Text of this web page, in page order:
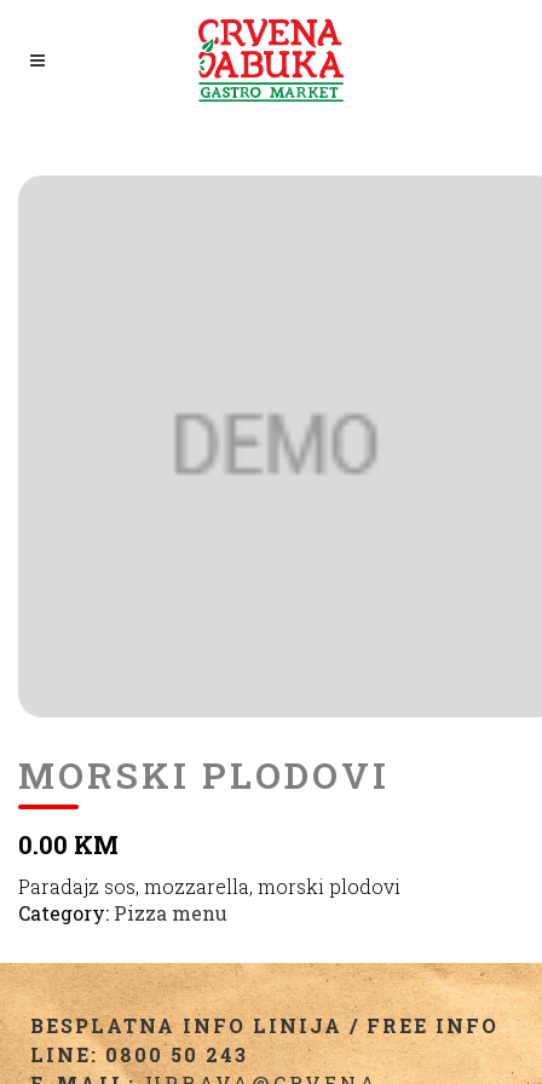
MORSKI PLODOVI
0.00 KM
Paradajz sos, mozzarella, morski plodovi
Category: Pizza menu
BESPLATNA INFO LINIJA / FREE INFO
LINE: 0800 50 243